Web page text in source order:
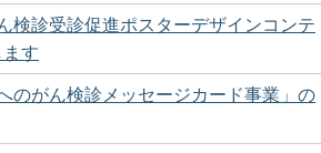
検診受診促進ポスターデザインコンテ
す
のがん検診メッセージカード事業」の